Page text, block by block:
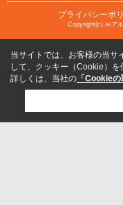
プライバシーポ
Copyright(c) ㈱ア
当サイトでは、お客様の当サ
して、クッキー（Cookie）を
詳しくは、当社の 「Cookie